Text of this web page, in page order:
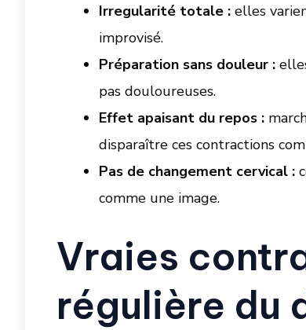
Irregularité totale : elles
improvisé.
Préparation sans douleur :
pas douloureuses.
Effet apaisant du repos :
disparaître ces contractions
Pas de changement cervical :
comme une image.
Vraies
régulière du